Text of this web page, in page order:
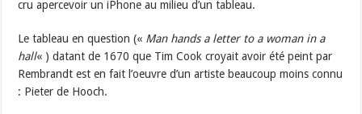
cru apercevoir un iPhone au milieu d’un tableau.
Le tableau en question (« Man hands a letter to a woman in a
hall« ) datant de 1670 que Tim Cook croyait avoir été peint par
Rembrandt est en fait l’oeuvre d’un artiste beaucoup moins connu
: Pieter de Hooch.